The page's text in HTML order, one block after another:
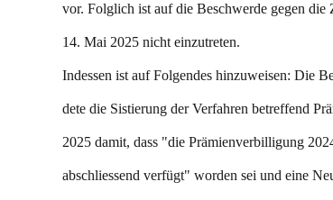
vor. Folglich ist auf die Beschwerde gegen
14. Mai 2025 nicht einzutreten.
Indessen ist auf Folgendes hinzuweisen: Die
dete die Sistierung der Verfahren betreffend
2025 damit, dass "die Prämienverbilligung
abschliessend verfügt" worden sei und eine